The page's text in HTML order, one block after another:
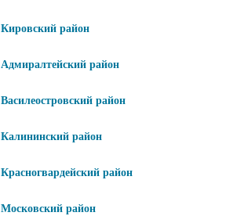
Кировский район
Адмиралтейский район
Василеостровский район
Калининский район
Красногвардейский район
Московский район